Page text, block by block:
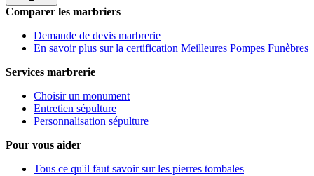
Comparer les marbriers
Demande de devis marbrerie
En savoir plus sur la certification Meilleures Pompes Funèbres
Services marbrerie
Choisir un monument
Entretien sépulture
Personnalisation sépulture
Pour vous aider
Tous ce qu'il faut savoir sur les pierres tombales